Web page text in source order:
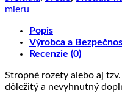
farba
mieru
Popis
Výrobca a
Recenzie (0)
Stropné rozety alebo aj
dôležitý a nevyhnutný